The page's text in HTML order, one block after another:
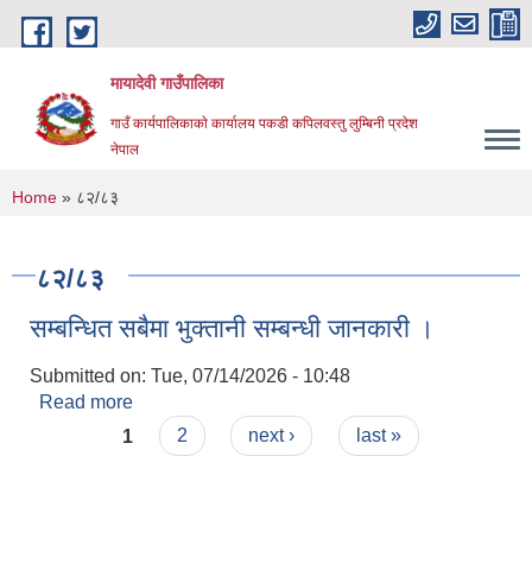
Skip to main content
मायादेवी गाउँपालिका
गाउँ कार्यपालिकाकाे कार्यालय पकडी कपिलवस्तु लुम्बिनी प्रदेश
नेपाल
You are here
Home » ८२/८३
८२/८३
सम्बन्धित सबैमा भुक्तानी सम्बन्धी जानकारी ।
Submitted on: Tue, 07/14/2026 - 10:48
Read more
Pages
1 2 next › last »